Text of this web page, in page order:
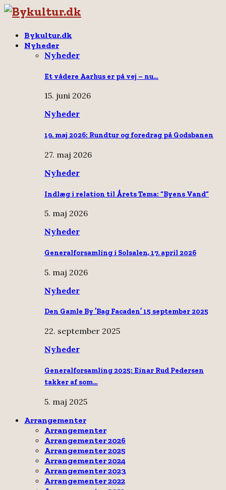
Bykultur.dk
Nyheder
Nyheder
Et vådere Aarhus er på vej – nu…
15. juni 2026
Nyheder
19. maj 2026: Rundtur og foredrag på Godsbanen
27. maj 2026
Nyheder
Indlæg i relation til Årets Tema: “Byens Vand”
5. maj 2026
Nyheder
Generalforsamling i Solsalen, 17. april 2026
5. maj 2026
Nyheder
Den Gamle By ’Bag Facaden’ 15 september 2025
22. september 2025
Nyheder
Generalforsamling 2025: Einar Rud Pedersen
takker af som…
5. maj 2025
Arrangementer
Arrangementer
Arrangementer 2026
Arrangementer 2025
Arrangementer 2024
Arrangementer 2023
Arrangementer 2022